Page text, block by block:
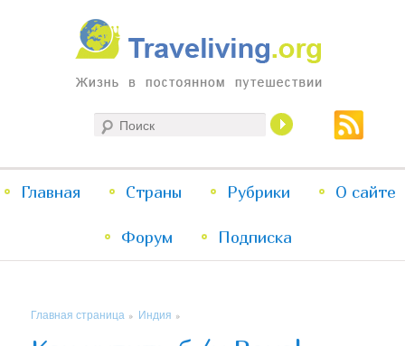
Traveliving
Жизнь в постоянном путешествии
меню
Перейти
к
Перейти
к
Главная Страны Рубрики О сайте
Форум Подписка
Главная страница » Индия »